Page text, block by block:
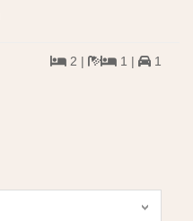
2 | 1 | 1